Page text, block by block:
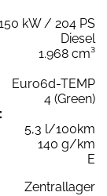
kW / 204 PS
Diesel
1.968 cm³
Euro6d-TEMP
4 (Green)
5,3 l/100km
140 g/km
E
Zentrallager